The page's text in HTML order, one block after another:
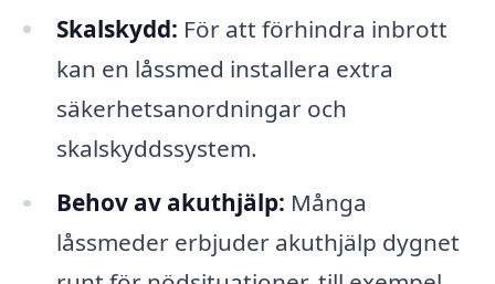
Skalskydd: För att förhindra inbrott
kan en låssmed installera extra
säkerhetsanordningar och
skalskyddssystem.
Behov av akuthjälp: Många
låssmeder erbjuder akuthjälp dygnet